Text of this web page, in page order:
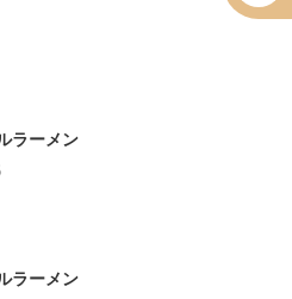
ラーメン
ラーメン